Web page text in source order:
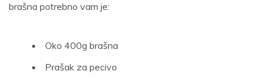
brašna potrebno vam je:
Oko 400g brašna
Prašak za pecivo